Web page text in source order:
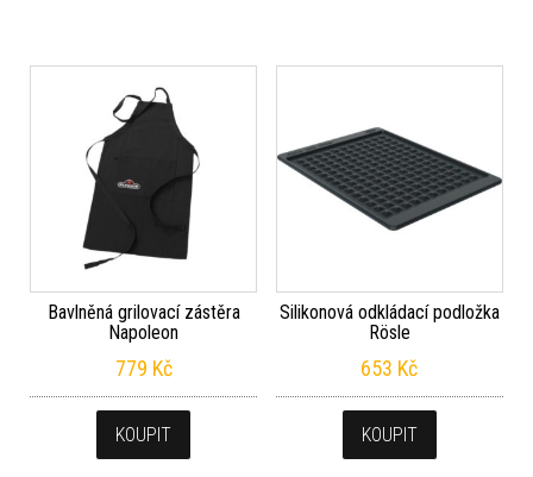
Bavlněná grilovací zástěra
Napoleon
779 Kč
KOUPIT
Silikonová odkládací podložka
Rösle
653 Kč
KOUPIT